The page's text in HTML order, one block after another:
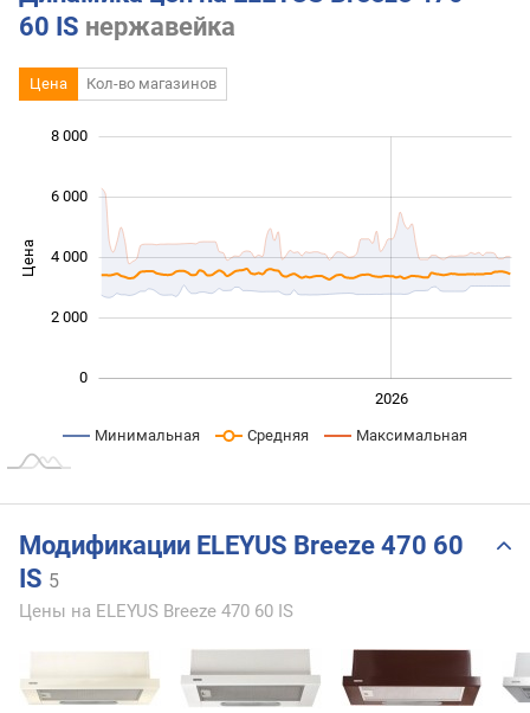
60 IS нержавейка
Цена Кол-во магазинов
Цена 1 000
0
2 000
4 000
6 000
8 000
2026
Минимальная Средняя Максимальная
Модификации ELEYUS Breeze 470 60
IS 5
Цены на ELEYUS Breeze 470 60 IS